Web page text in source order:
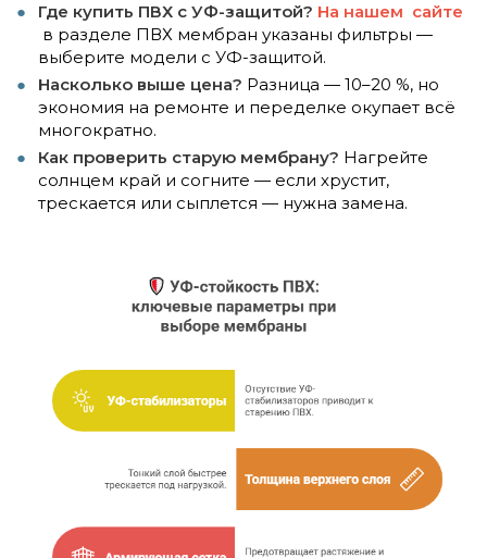
Где купить ПВХ с УФ-защитой? На нашем сайте
в разделе ПВХ мембран указаны фильтры —
выберите модели с УФ-защитой.
Насколько выше цена? Разница — 10–20 %, но
экономия на ремонте и переделке окупает всё
многократно.
Как проверить старую мембрану? Нагрейте
солнцем край и согните — если хрустит,
трескается или сыплется — нужна замена.